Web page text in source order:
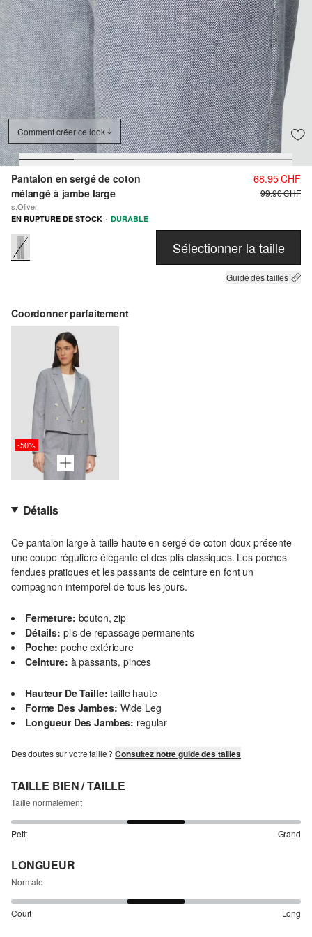
Comment créer ce look
Pantalon en sergé de coton
mélangé à jambe large
s.Oliver
68.95 CHF
99.90 CHF
EN RUPTURE DE STOCK · DURABLE
Sélectionner la taille
Guide des tailles
Coordonner parfaitement
-50%
Détails
Ce pantalon large à taille haute en sergé de coton doux présente
une coupe régulière élégante et des plis classiques. Les poches
fendues pratiques et les passants de ceinture en font un
compagnon intemporel de tous les jours.
Fermeture: bouton, zip
Détails: plis de repassage permanents
Poche: poche extérieure
Ceinture: à passants, pinces
Hauteur De Taille: taille haute
Forme Des Jambes: Wide Leg
Longueur Des Jambes: regular
Des doutes sur votre taille ?Consultez notre guide des tailles
TAILLE BIEN / TAILLE
Taille normalement
Petit Grand
LONGUEUR
Normale
Court Long